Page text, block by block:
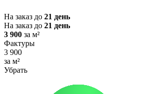
На заказ до 21 день
На заказ до 21 день
3 900 за м²
Фактуры
3 900
за м²
Убрать